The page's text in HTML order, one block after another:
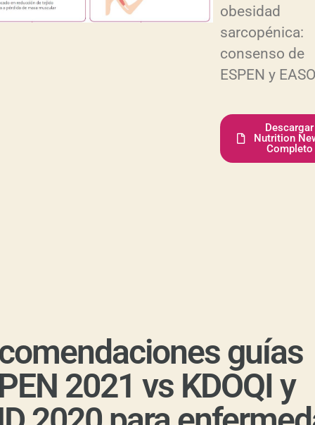
obesidad
sarcopénica:
consenso de
ESPEN y EASO
Descargar
Nutrition
Completo
guías
2021 vs KDOQI y